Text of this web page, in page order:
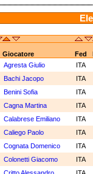
Giocatore Fed
Agresta Giulio
ITA
Bachi Jacopo
ITA
Benini Sofia
ITA
Cagna Martina
ITA
Calabrese Emiliano
ITA
Caliego Paolo
ITA
Cognata Domenico
ITA
Colonetti Giacomo
ITA